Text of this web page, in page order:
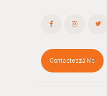
Contactează-Ne